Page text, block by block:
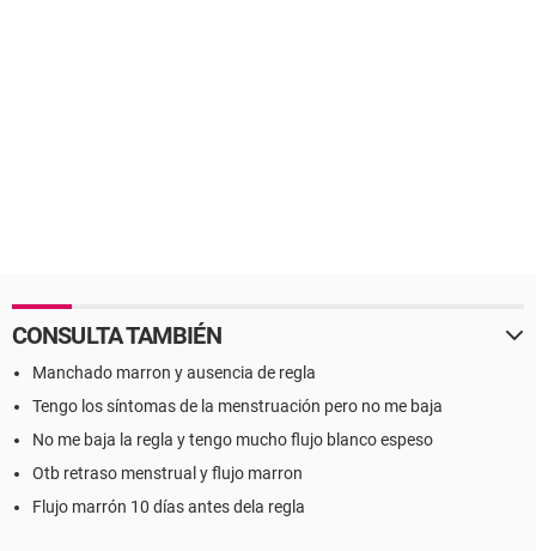
CONSULTA TAMBIÉN
Manchado marron y ausencia de regla
Tengo los síntomas de la menstruación pero no me baja
No me baja la regla y tengo mucho flujo blanco espeso
Otb retraso menstrual y flujo marron
Flujo marrón 10 días antes dela regla